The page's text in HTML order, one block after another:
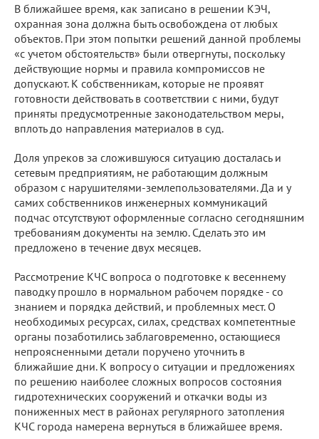
В ближайшее время, как записано в решении КЭЧ,
охранная зона должна быть освобождена от любых
объектов. При этом попытки решений данной проблемы
«с учетом обстоятельств» были отвергнуты, поскольку
действующие нормы и правила компромиссов не
допускают. К собственникам, которые не проявят
готовности действовать в соответствии с ними, будут
приняты предусмотренные законодательством меры,
вплоть до направления материалов в суд.
Доля упреков за сложившуюся ситуацию досталась и
сетевым предприятиям, не работающим должным
образом с нарушителями-землепользователями. Да и у
самих собственников инженерных коммуникаций
подчас отсутствуют оформленные согласно сегодняшним
требованиям документы на землю. Сделать это им
предложено в течение двух месяцев.
Рассмотрение КЧС вопроса о подготовке к весеннему
паводку прошло в нормальном рабочем порядке - со
знанием и порядка действий, и проблемных мест. О
необходимых ресурсах, силах, средствах компетентные
органы позаботились заблаговременно, остающиеся
непроясненными детали поручено уточнить в
ближайшие дни. К вопросу о ситуации и предложениях
по решению наиболее сложных вопросов состояния
гидротехнических сооружений и откачки воды из
пониженных мест в районах регулярного затопления
КЧС города намерена вернуться в ближайшее время.